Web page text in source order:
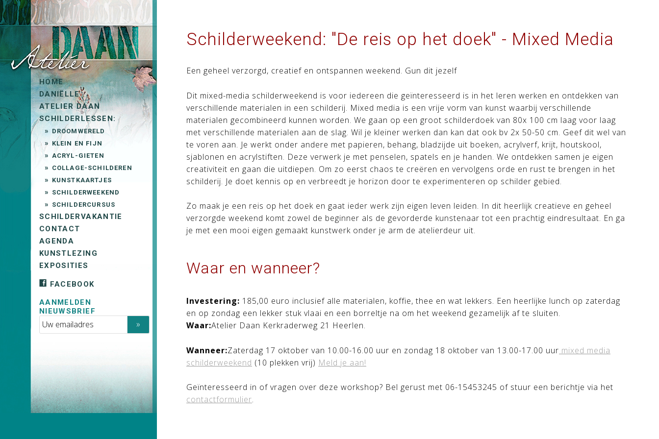
HOME
DANIËLLE
ATELIER DAAN
SCHILDERLESSEN:
DROOMWERELD
KLEIN EN FIJN
ACRYL-GIETEN
COLLAGE-SCHILDEREN
KUNSTKAARTJES
SCHILDERWEEKEND
SCHILDERCURSUS
SCHILDERVAKANTIE
CONTACT
AGENDA
KUNSTLEZING
EXPOSITIES
FACEBOOK
AANMELDEN
NIEUWSBRIEF
Schilderweekend: "De reis op het doek" - Mixed Media
Een geheel verzorgd, creatief en ontspannen weekend. Gun dit jezelf
Dit mixed-media schilderweekend is voor iedereen die geïnteresseerd is in het leren werken en ontdekken van
verschillende materialen in een schilderij. Mixed media is een vrije vorm van kunst waarbij verschillende
materialen gecombineerd kunnen worden. We gaan op een groot schilderdoek van 80x 100 cm laag voor laag
met verschillende materialen aan de slag. Wil je kleiner werken dan kan dat ook bv 2x 50-50 cm. Geef dit wel van
te voren aan. Je werkt onder andere met papieren, behang, bladzijde uit boeken, acrylverf, krijt, houtskool,
sjablonen en acrylstiften. Deze verwerk je met penselen, spatels en je handen. We ontdekken samen je eigen
creativiteit en gaan die uitdiepen. Om zo eerst chaos te creëren en vervolgens orde en rust te brengen in het
schilderij. Je doet kennis op en verbreedt je horizon door te experimenteren op schilder gebied.
Zo maak je een reis op het doek en gaat ieder werk zijn eigen leven leiden. In dit heerlijk creatieve en geheel
verzorgde weekend komt zowel de beginner als de gevorderde kunstenaar tot een prachtig eindresultaat. En ga
je met een mooi eigen gemaakt kunstwerk onder je arm de atelierdeur uit.
Waar en wanneer?
Investering: 185,00 euro inclusief alle materialen, koffie, thee en wat lekkers. Een heerlijke lunch op zaterdag
en op zondag een lekker stuk vlaai en een borreltje na om het weekend gezamelijk af te sluiten.
Waar:Atelier Daan Kerkraderweg 21 Heerlen.
Wanneer:Zaterdag 17 oktober van 10.00-16.00 uur en zondag 18 oktober van 13.00-17.00 uur mixed media
schilderweekend (10 plekken vrij) Meld je aan!
Geïnteresseerd in of vragen over deze workshop? Bel gerust met 06-15453245 of stuur een berichtje via het
contactformulier.